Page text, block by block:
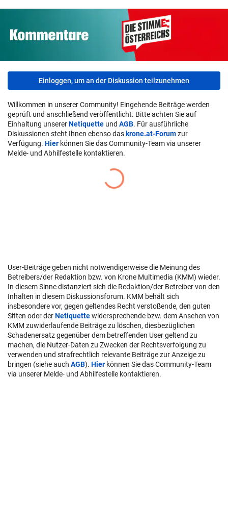
Einloggen, um an der Diskussion teilzunehmen
Willkommen in unserer Community! Eingehende Beiträge werden
geprüft und anschließend veröffentlicht. Bitte achten Sie auf
Einhaltung unsererNetiquette und AGB. Für ausführliche
Diskussionen steht Ihnen ebenso das krone.at-Forumzur
Verfügung. Hier können Sie das Community-Team via unserer
Melde- und Abhilfestelle kontaktieren.
User-Beiträge geben nicht notwendigerweise die Meinung des
Betreibers/der Redaktion bzw. von Krone Multimedia (KMM) wieder.
In diesem Sinne distanziert sich die Redaktion/der Betreiber von den
Inhalten in diesem Diskussionsforum. KMM behält sich
insbesondere vor, gegen geltendes Recht verstoßende, den guten
Sitten oder derNetiquettewidersprechende bzw. dem Ansehen von
KMM zuwiderlaufende Beiträge zu löschen, diesbezüglichen
Schadenersatz gegenüber dem betreffenden User geltend zu
machen, die Nutzer-Daten zu Zwecken der Rechtsverfolgung zu
verwenden und strafrechtlich relevante Beiträge zur Anzeige zu
bringen (siehe auch AGB). Hier können Sie das Community-Team
via unserer Melde- und Abhilfestelle kontaktieren.